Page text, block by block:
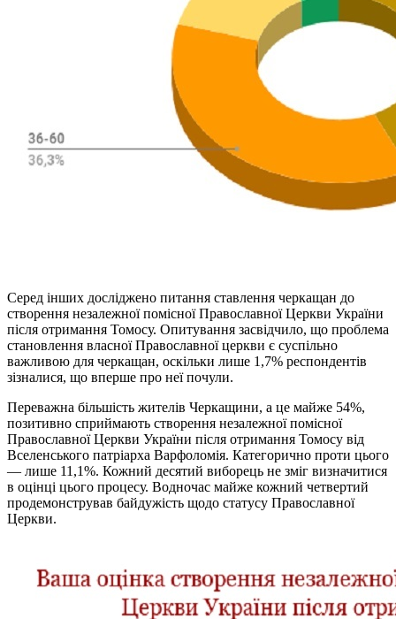
Серед інших досліджено питання ставлення черкащан до
створення незалежної помісної Православної Церкви України
після отримання Томосу. Опитування засвідчило, що проблема
становлення власної Православної церкви є суспільно
важливою для черкащан, оскільки лише 1,7% респондентів
зізналися, що вперше про неї почули.
Переважна більшість жителів Черкащини, а це майже 54%,
позитивно сприймають створення незалежної помісної
Православної Церкви України після отримання Томосу від
Вселенського патріарха Варфоломія. Категорично проти цього
— лише 11,1%. Кожний десятий виборець не зміг визначитися
в оцінці цього процесу. Водночас майже кожний четвертий
продемонстрував байдужість щодо статусу Православної
Церкви.